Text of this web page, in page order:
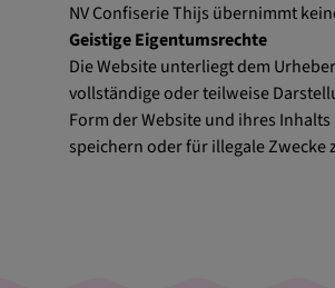
NV Confiserie Thijs übernimmt
Geistige Eigentumsrechte
Die Website unterliegt dem
vollständige oder teilweise
Form der Website und ihres
speichern oder für illegale Zwecke